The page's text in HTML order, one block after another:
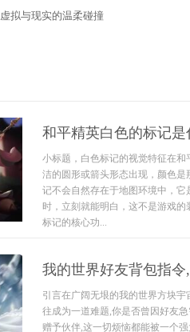
拟与现实的温柔碰撞
和平精英白色的标记
小标题，白色标记的视觉特征在
洁的圆形或箭头形态出现，颜色
记不会自然存在于地图环境中，
时，立刻就能明白，这不是游戏
标记的核心功...
我的世界好友背包指
引言在广阔无垠的我的世界方块
往成为一道难题,你是否曾因好友
赠予伙伴,这一切烦恼都能被一个